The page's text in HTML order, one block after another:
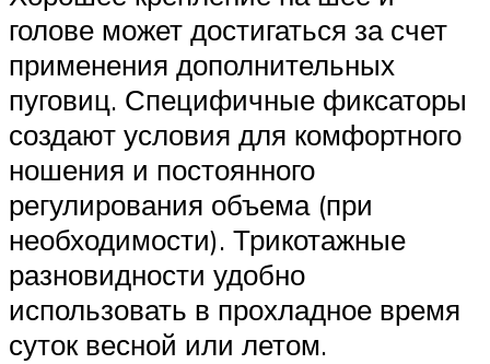
голове может достигаться за счет
применения дополнительных
пуговиц. Специфичные фиксаторы
создают условия для комфортного
ношения и постоянного
регулирования объема (при
необходимости). Трикотажные
разновидности удобно
использовать в прохладное время
суток весной или летом.